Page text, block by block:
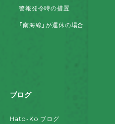
警報発令時の措置
「南海線」が運休の場合
ブログ
Hato-Ko ブログ